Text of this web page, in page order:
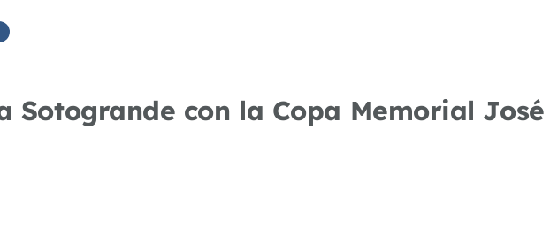
Sotogrande con la Copa Memorial